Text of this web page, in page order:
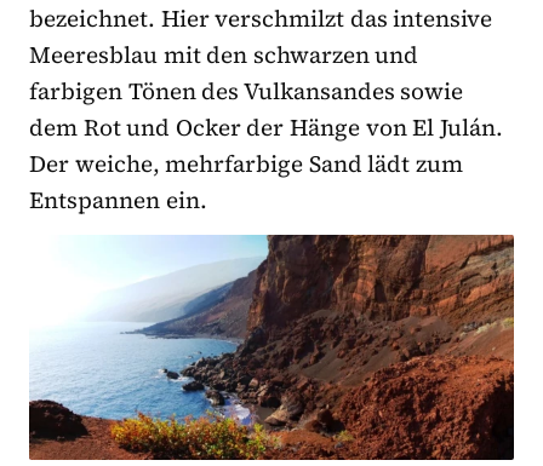
bezeichnet. Hier verschmilzt das intensive
Meeresblau mit den schwarzen und
farbigen Tönen des Vulkansandes sowie
dem Rot und Ocker der Hänge von El Julán.
Der weiche, mehrfarbige Sand lädt zum
Entspannen ein.